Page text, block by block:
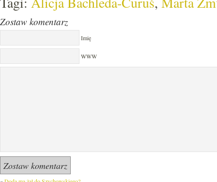
Zostaw komentarz
Imię
WWW